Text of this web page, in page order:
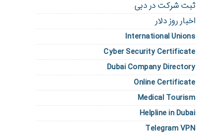
ثبت شرکت در دبی
اخبار روز دلار
International Unions
Cyber Security Certificate
Dubai Company Directory
Online Certificate
Medical Tourism
Helpline in Dubai
Telegram VPN